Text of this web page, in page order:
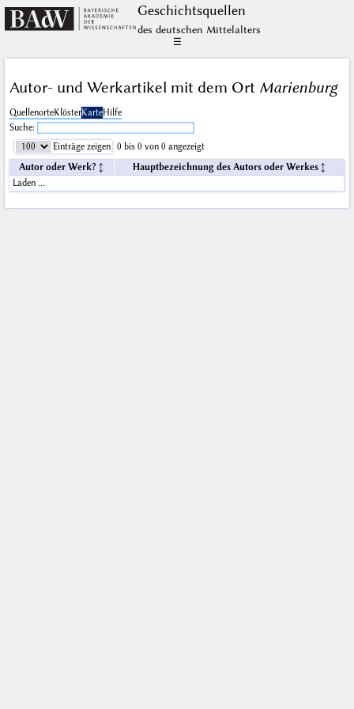
Geschichts­quellen
des deutschen Mittelalters
☰
Autor- und Werkartikel mit dem Ort Marienburg
QuellenorteKlösterKarteHilfe
Suche:
Einträge zeigen
0 bis 0 von 0 angezeigt
Autor oder Werk?
Hauptbezeichnung des Autors oder Werkes
Laden …